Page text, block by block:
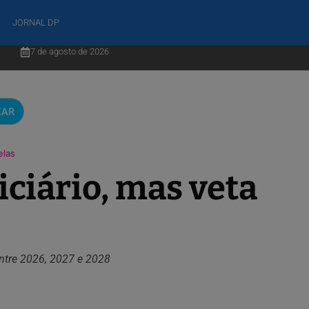
JORNAL DP
7 de agosto de 2026
mas veta
2026, 2027 e 2028